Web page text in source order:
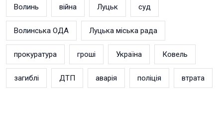
Волинь війна Луцьк суд
Волинська ОДА Луцька міська рада
прокуратура гроші Україна Ковель
загиблі ДТП аварія поліція втрата